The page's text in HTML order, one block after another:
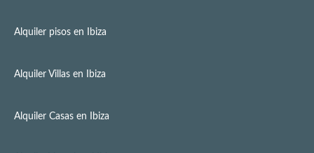
Alquiler pisos en Ibiza
Alquiler Villas en Ibiza
Alquiler Casas en Ibiza